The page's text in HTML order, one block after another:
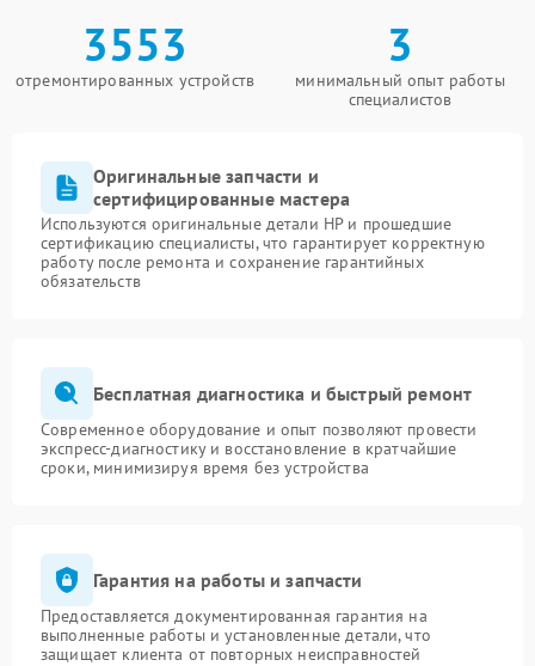
3553
отремонтированных устройств
3
минимальный опыт работы
специалистов
Оригинальные запчасти и
сертифицированные мастера
Используются оригинальные детали HP и прошедшие
сертификацию специалисты, что гарантирует корректную
работу после ремонта и сохранение гарантийных
обязательств
Бесплатная диагностика и быстрый ремонт
Современное оборудование и опыт позволяют провести
экспресс-диагностику и восстановление в кратчайшие
сроки, минимизируя время без устройства
Гарантия на работы и запчасти
Предоставляется документированная гарантия на
выполненные работы и установленные детали, что
защищает клиента от повторных неисправностей